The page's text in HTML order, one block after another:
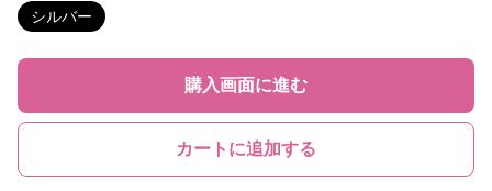
シルバー
購入画面に進む
カートに追加する